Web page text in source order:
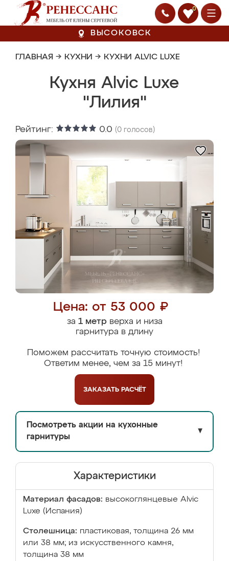
0
ВЫСОКОВСК
ГЛАВНАЯ → КУХНИ → КУХНИ ALVIC LUXE
Кухня Alvic Luxe
"Лилия"
Рейтинг: 0.0 (0 голосов)
Цена: от 53 000 ₽
за 1 метрверха и низа
гарнитура в длину
Поможем рассчитать точную стоимость!
Ответим менее, чем за 15 минут!
ЗАКАЗАТЬ РАСЧЁТ
Посмотреть акции на кухонные
гарнитуры
▼
Характеристики
Материал фасадов: высокоглянцевые Аlvic
Luxe (Испания)
Столешница: пластиковая, толщина 26 мм
или 38 мм; из искусственного камня,
толщина 38 мм